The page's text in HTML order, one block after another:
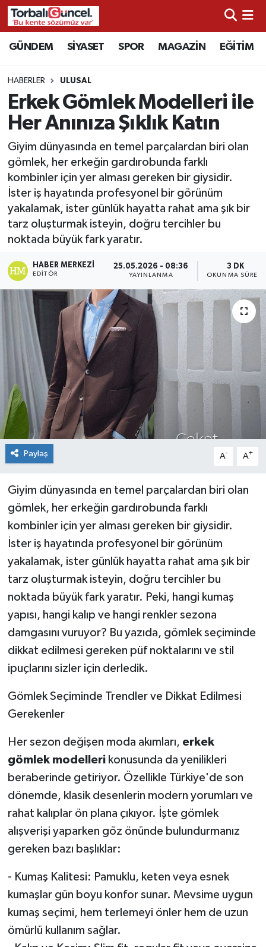
GÜNDEM SİYASET SPOR MAGAZİN EĞİTİM
HABERLER ULUSAL
Erkek Gömlek Modelleri ile
Her Anınıza Şıklık Katın
Giyim dünyasında en temel parçalardan biri olan
gömlek, her erkeğin gardırobunda farklı
kombinler için yer alması gereken bir giysidir.
İster iş hayatında profesyonel bir görünüm
yakalamak, ister günlük hayatta rahat ama şık bir
tarz oluşturmak isteyin, doğru tercihler bu
noktada büyük fark yaratır.
HABER MERKEZI
EDITÖR
25.05.2026 - 08:36
YAYINLANMA
3 DK
OKUNMA SÜRESI
Paylaş A- A+
Giyim dünyasında en temel parçalardan biri olan
gömlek, her erkeğin gardırobunda farklı
kombinler için yer alması gereken bir giysidir.
İster iş hayatında profesyonel bir görünüm
yakalamak, ister günlük hayatta rahat ama şık bir
tarz oluşturmak isteyin, doğru tercihler bu
noktada büyük fark yaratır. Peki, hangi kumaş
yapısı, hangi kalıp ve hangi renkler sezona
damgasını vuruyor? Bu yazıda, gömlek seçiminde
dikkat edilmesi gereken püf noktalarını ve stil
ipuçlarını sizler için derledik.
Gömlek Seçiminde Trendler ve Dikkat Edilmesi
Gerekenler
Her sezon değişen moda akımları, erkek
gömlek modellerikonusunda da yenilikleri
beraberinde getiriyor. Özellikle Türkiye'de son
dönemde, klasik desenlerin modern yorumları ve
rahat kalıplar ön plana çıkıyor. İşte gömlek
alışverişi yaparken göz önünde bulundurmanız
gereken bazı başlıklar:
- Kumaş Kalitesi: Pamuklu, keten veya esnek
kumaşlar gün boyu konfor sunar. Mevsime uygun
kumaş seçimi, hem terlemeyi önler hem de uzun
ömürlü kullanım sağlar.
İzmir Nöbetçi Eczaneler
İzmir Hava Durumu
İzmir Namaz Vakitleri
İzmir Trafik Yoğunluk Haritası
Süper Lig Puan Durumu ve Fikstür
Tüm Manşetler
Son Dakika Haberleri